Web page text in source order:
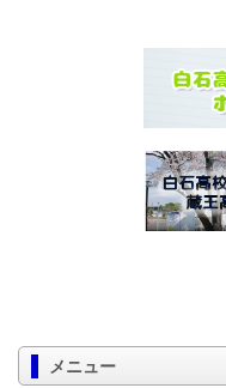
メニュー